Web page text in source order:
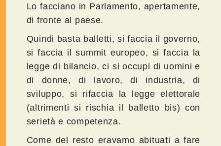
Lo facciano in Parlamento, apertamente,
di fronte al paese.
Quindi basta balletti, si faccia il governo,
si faccia il summit europeo, si faccia la
legge di bilancio, ci si occupi di uomini e
di donne, di lavoro, di industria, di
sviluppo, si rifaccia la legge elettorale
(altrimenti si rischia il balletto bis) con
serietà e competenza.
Come del resto eravamo abituati a fare